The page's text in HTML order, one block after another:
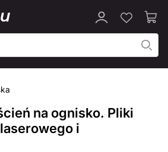
na ognisko. Pliki
i